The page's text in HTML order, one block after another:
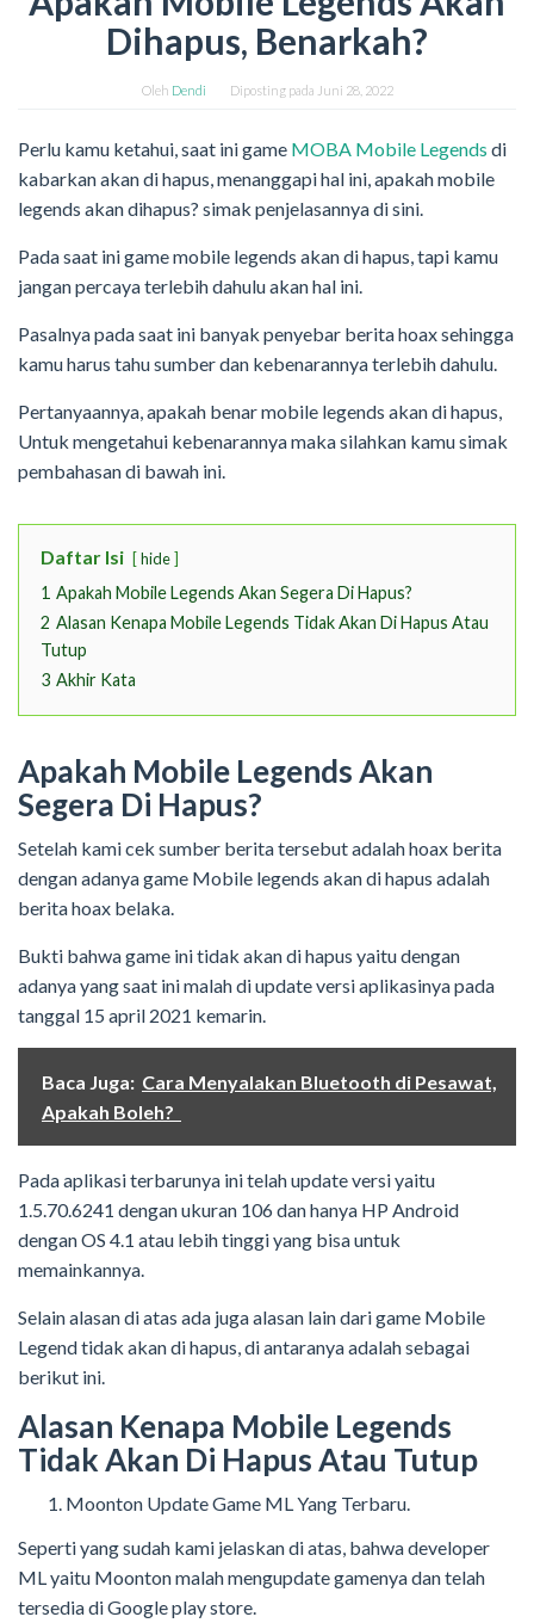
Dihapus, Benarkah?
Oleh Dendi Diposting pada Juni 28, 2022
Perlu kamu ketahui, saat ini game MOBA Mobile Legends di
kabarkan akan di hapus, menanggapi hal ini, apakah mobile
legends akan dihapus? simak penjelasannya di sini.
Pada saat ini game mobile legends akan di hapus, tapi kamu
jangan percaya terlebih dahulu akan hal ini.
Pasalnya pada saat ini banyak penyebar berita hoax sehingga
kamu harus tahu sumber dan kebenarannya terlebih dahulu.
Pertanyaannya, apakah benar mobile legends akan di hapus,
Untuk mengetahui kebenarannya maka silahkan kamu simak
pembahasan di bawah ini.
Daftar Isi hide
1 Apakah Mobile Legends Akan Segera Di Hapus?
2 Alasan Kenapa Mobile Legends Tidak Akan Di Hapus Atau
Tutup
3 Akhir Kata
Apakah Mobile Legends Akan
Segera Di Hapus?
Setelah kami cek sumber berita tersebut adalah hoax berita
dengan adanya game Mobile legends akan di hapus adalah
berita hoax belaka.
Bukti bahwa game ini tidak akan di hapus yaitu dengan
adanya yang saat ini malah di update versi aplikasinya pada
tanggal 15 april 2021 kemarin.
Baca Juga: Cara Menyalakan Bluetooth di Pesawat,
Apakah Boleh?
Pada aplikasi terbarunya ini telah update versi yaitu
1.5.70.6241 dengan ukuran 106 dan hanya HP Android
dengan OS 4.1 atau lebih tinggi yang bisa untuk
memainkannya.
Selain alasan di atas ada juga alasan lain dari game Mobile
Legend tidak akan di hapus, di antaranya adalah sebagai
berikut ini.
Alasan Kenapa Mobile Legends
Tidak Akan Di Hapus Atau Tutup
Moonton Update Game ML Yang Terbaru.
Seperti yang sudah kami jelaskan di atas, bahwa developer
ML yaitu Moonton malah mengupdate gamenya dan telah
tersedia di Google play store.